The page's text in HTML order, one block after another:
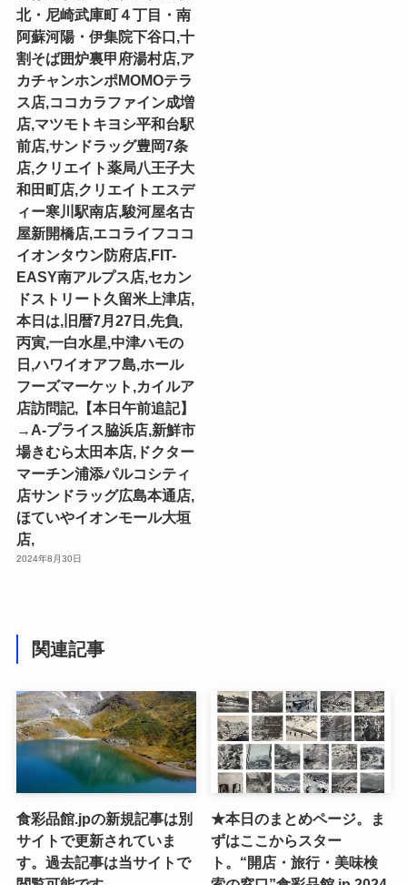
北・尼崎武庫町４丁目・南
阿蘇河陽・伊集院下谷口,十
割そば囲炉裏甲府湯村店,ア
カチャンホンポMOMOテラ
ス店,ココカラファイン成増
店,マツモトキヨシ平和台駅
前店,サンドラッグ豊岡7条
店,クリエイト薬局八王子大
和田町店,クリエイトエスデ
ィー寒川駅南店,駿河屋名古
屋新開橋店,エコライフココ
イオンタウン防府店,FIT-
EASY南アルプス店,セカン
ドストリート久留米上津店,
本日は,旧暦7月27日,先負,
丙寅,一白水星,中津ハモの
日,ハワイオアフ島,ホール
フーズマーケット,カイルア
店訪問記,【本日午前追記】
→A-プライス脇浜店,新鮮市
場きむら太田本店,ドクター
マーチン浦添パルコシティ
店サンドラッグ広島本通店,
ほていやイオンモール大垣
店,
2024年8月30日
関連記事
食彩品館.jpの新規記事は別
サイトで更新されていま
す。過去記事は当サイトで
★本日のまとめページ。ま
ずはここからスター
ト。“開店・旅行・美味検